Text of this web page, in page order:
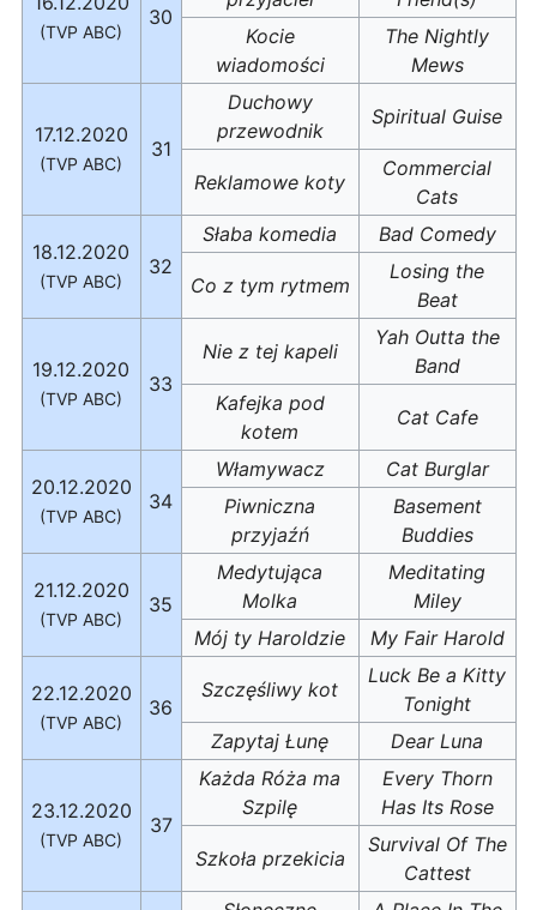
(TVP ABC)
30
Kocie
wiadomości
The Nightly
Mews
17.12.2020
(TVP ABC)
31
Duchowy
przewodnik
Spiritual Guise
Reklamowe koty
Commercial
Cats
18.12.2020
(TVP ABC)
32
Słaba komedia Bad Comedy
Co z tym rytmem
Losing the
Beat
19.12.2020
(TVP ABC)
33
Nie z tej kapeli
Yah Outta the
Band
Kafejka pod
kotem
Cat Cafe
20.12.2020
(TVP ABC)
34
Włamywacz
Cat Burglar
Piwniczna
przyjaźń
Basement
Buddies
21.12.2020
(TVP ABC)
35
Medytująca
Molka
Meditating
Miley
Mój ty Haroldzie
My Fair Harold
22.12.2020
(TVP ABC)
36
Szczęśliwy kot
Luck Be a Kitty
Tonight
Zapytaj Łunę
Dear Luna
23.12.2020
(TVP ABC)
37
Każda Róża ma
Szpilę
Every Thorn
Has Its Rose
Szkoła przekicia
Survival Of The
Cattest